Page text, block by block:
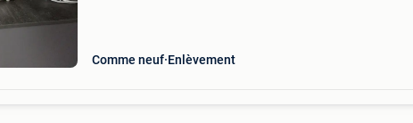
Comme neuf Enlèvement